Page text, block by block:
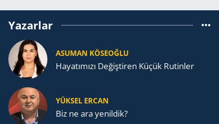
Yazarlar
ASUMAN KÖSEOĞLU
Ha­ya­tı­mı­zı De­ğiş­ti­ren Küçük Ru­tin­ler
YÜKSEL ERCAN
Biz ne ara yenildik?